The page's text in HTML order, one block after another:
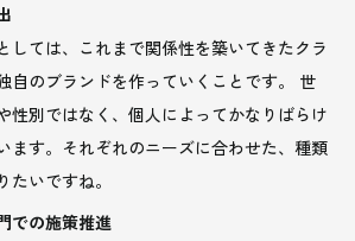
しては、これまで関係性を築いてきたクラ
自のブランドを作っていくことです。 世
性別ではなく、個人によってかなりばらけ
ます。それぞれのニーズに合わせた、種類
いですね。
での施策推進